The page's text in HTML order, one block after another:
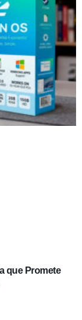
que Promete